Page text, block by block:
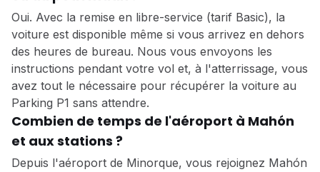
Oui. Avec la remise en libre-service (tarif Basic), la
voiture est disponible même si vous arrivez en dehors
des heures de bureau. Nous vous envoyons les
instructions pendant votre vol et, à l'atterrissage, vous
avez tout le nécessaire pour récupérer la voiture au
Parking P1 sans attendre.
Combien de temps de l'aéroport à Mahón
et aux stations ?
Depuis l'aéroport de Minorque, vous rejoignez Mahón